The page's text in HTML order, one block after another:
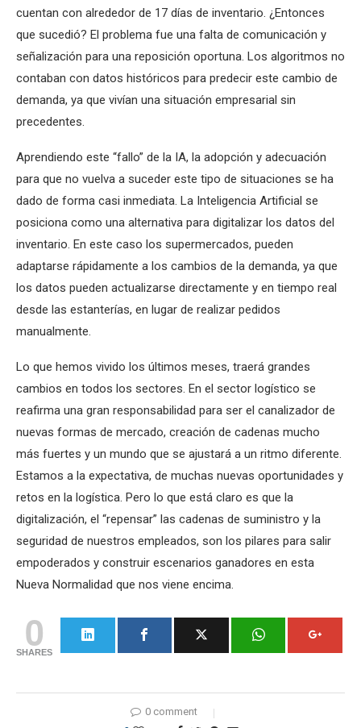
cuentan con alrededor de 17 días de inventario. ¿Entonces
que sucedió? El problema fue una falta de comunicación y
señalización para una reposición oportuna. Los algoritmos no
contaban con datos históricos para predecir este cambio de
demanda, ya que vivían una situación empresarial sin
precedentes.
Aprendiendo este “fallo” de la IA, la adopción y adecuación
para que no vuelva a suceder este tipo de situaciones se ha
dado de forma casi inmediata. La Inteligencia Artificial se
posiciona como una alternativa para digitalizar los datos del
inventario. En este caso los supermercados, pueden
adaptarse rápidamente a los cambios de la demanda, ya que
los datos pueden actualizarse directamente y en tiempo real
desde las estanterías, en lugar de realizar pedidos
manualmente.
Lo que hemos vivido los últimos meses, traerá grandes
cambios en todos los sectores. En el sector logístico se
reafirma una gran responsabilidad para ser el canalizador de
nuevas formas de mercado, creación de cadenas mucho
más fuertes y un mundo que se ajustará a un ritmo diferente.
Estamos a la expectativa, de muchas nuevas oportunidades y
retos en la logística. Pero lo que está claro es que la
digitalización, el “repensar” las cadenas de suministro y la
seguridad de nuestros empleados, son los pilares para salir
empoderados y construir escenarios ganadores en esta
Nueva Normalidad que nos viene encima.
0
SHARES
0 comment